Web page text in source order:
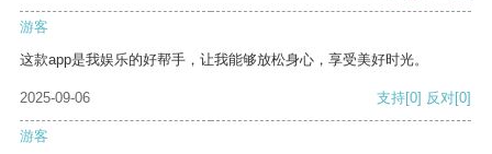
游客
这款app是我娱乐的好帮手，让我能够放松身心，享受美好时光。
2025-09-06 支持[0] 反对[0]
游客